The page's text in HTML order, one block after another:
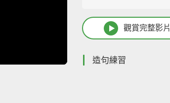
觀賞完整影片
造句練習